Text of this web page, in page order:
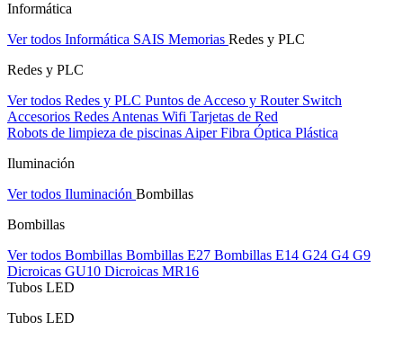
Informática
Ver todos Informática SAIS Memorias Redes y PLC
Redes y PLC
Ver todos Redes y PLC Puntos de Acceso y Router Switch
Accesorios Redes Antenas Wifi Tarjetas de Red
Robots de limpieza de piscinas AiperFibra Óptica Plástica
Iluminación
Ver todos Iluminación Bombillas
Bombillas
Ver todos Bombillas Bombillas E27 Bombillas E14 G24 G4 G9
Dicroicas GU10 Dicroicas MR16
Tubos LED
Tubos LED